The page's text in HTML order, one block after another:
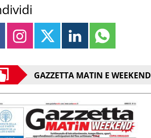
GAZZETTA MATIN E WEEKEND